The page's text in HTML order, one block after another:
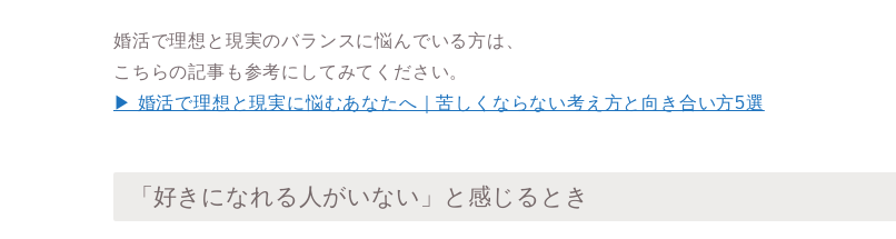
婚活で理想と現実のバランスに悩んでいる方は、
こちらの記事も参考にしてみてください。
▶ 婚活で理想と現実に悩むあなたへ｜苦しくならない考え方と向き合い方5選
「好きになれる人がいない」と感じるとき